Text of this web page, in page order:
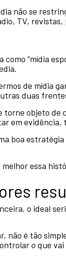
não se
TV,
“mídia
de mídia
duas
torne objeto
em
boa
essa
o ideal
não é tão
o que